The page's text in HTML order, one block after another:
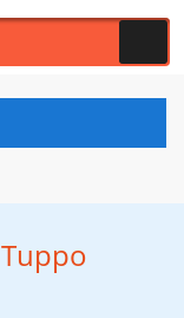
Tuppo